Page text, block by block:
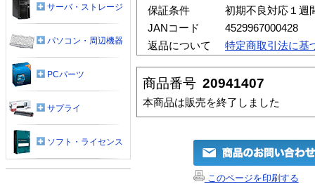
保証条件
初期不良対応１週
JANコード
4529967000428
返品について
特定商取引法に基
商品番号 20941407
本商品は販売を終了しました
このページを印刷する
サーバ・ストレージ
パソコン・周辺機器
PCパーツ
サプライ
ソフト・ライセンス